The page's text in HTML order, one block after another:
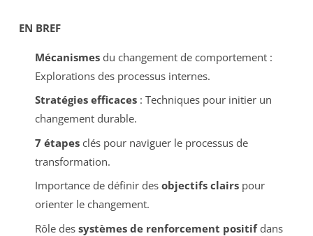
EN BREF
Mécanismesdu changement de comportement :
Explorations des processus internes.
Stratégies efficaces: Techniques pour initier un
changement durable.
7 étapesclés pour naviguer le processus de
transformation.
Importance de définir des objectifs clairspour
orienter le changement.
Rôle des systèmes de renforcement positifdans